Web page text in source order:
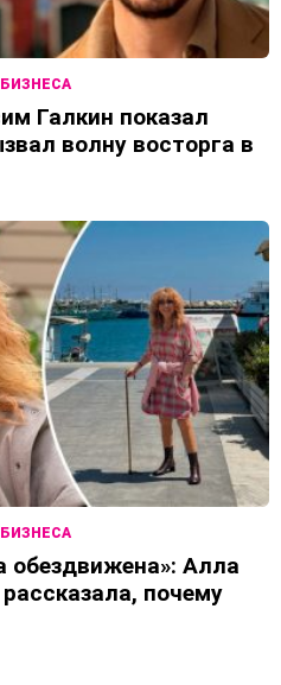
Галкин показал
волну восторга в
обездвижена»: Алла
почему